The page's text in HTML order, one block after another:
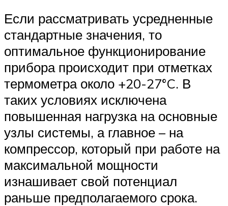
Если рассматривать усредненные
стандартные значения, то
оптимальное функционирование
прибора происходит при отметках
термометра около +20-27°C. В
таких условиях исключена
повышенная нагрузка на основные
узлы системы, а главное – на
компрессор, который при работе на
максимальной мощности
изнашивает свой потенциал
раньше предполагаемого срока.